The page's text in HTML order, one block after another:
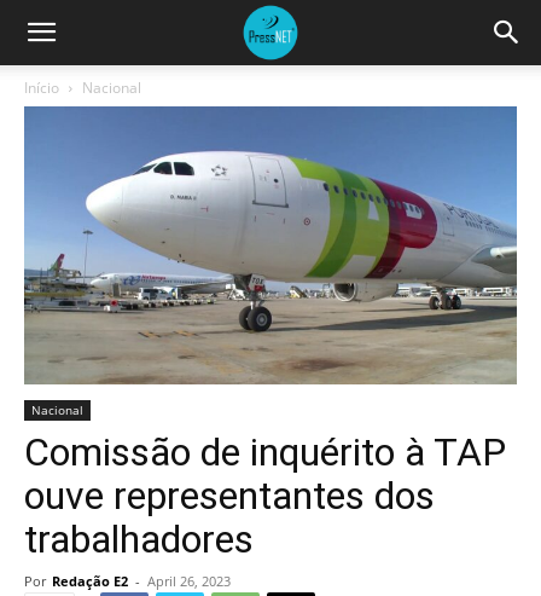
Início Nacional
Nacional
Comissão de inquérito à TAP
ouve representantes dos
trabalhadores
Por Redação E2 - April 26, 2023